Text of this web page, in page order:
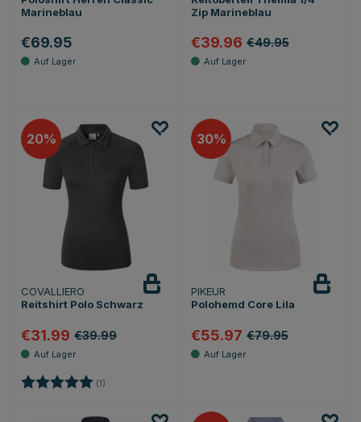
Marineblau
€69.95
Zip Marineblau
€39.96 €49.95
20
COVALLIERO
Reitshirt Polo Schwarz
€31.99 €39.99
Bewertung: (1)
30
PIKEUR
Polohemd Core Lila
€55.97 €79.95